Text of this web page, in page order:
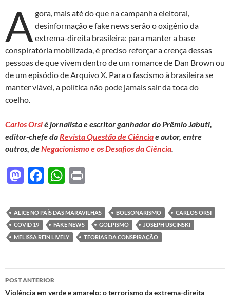
A gora, mais até do que na campanha eleitoral,
desinformação e fake news serão o oxigênio da
extrema-direita brasileira: para manter a base
conspiratória mobilizada, é preciso reforçar a crença dessas
pessoas de que vivem dentro de um romance de Dan Brown ou
de um episódio de Arquivo X. Para o fascismo à brasileira se
manter viável, a política não pode jamais sair da toca do
coelho.
Carlos Orsié jornalista e escritor ganhador do Prêmio Jabuti,
editor-chefe daRevista Questão de Ciênciae autor, entre
outros, deNegacionismo e os Desafios da Ciência.
M
to
d
o
F
e
b
o
k
W
at
s
A
p
nt
ALICE NO PAÍS DAS MARAVILHAS BOLSONARISMO
CARLOS ORSI
COVID 19
FAKE NEWS GOLPISMO
JOSEPH USCINSKI
MELISSA REIN LIVELY
TEORIAS DA CONSPIRAÇÃO
Navegação
de
POST ANTERIOR
Violência em verde e amarelo: o terrorismo da extrema-direita